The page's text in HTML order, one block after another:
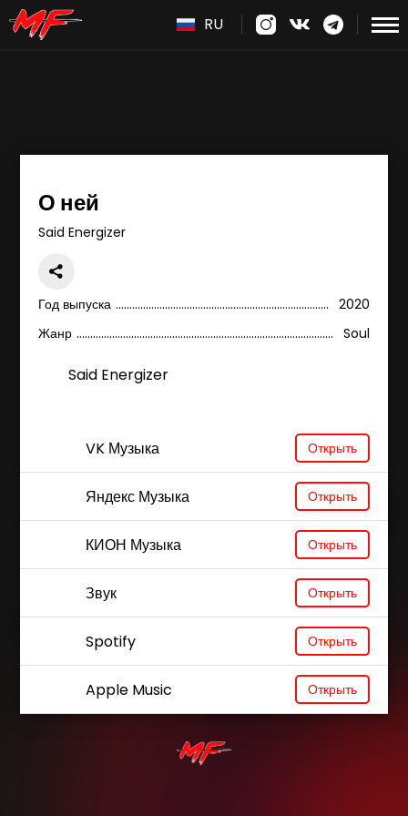
RU
О ней
Said Energizer
Год выпуска
2020
Жанр
Soul
Said Energizer
VK Музыка Открыть
Яндекс Музыка Открыть
КИОН Музыка Открыть
Звук Открыть
Spotify Открыть
Apple Music Открыть